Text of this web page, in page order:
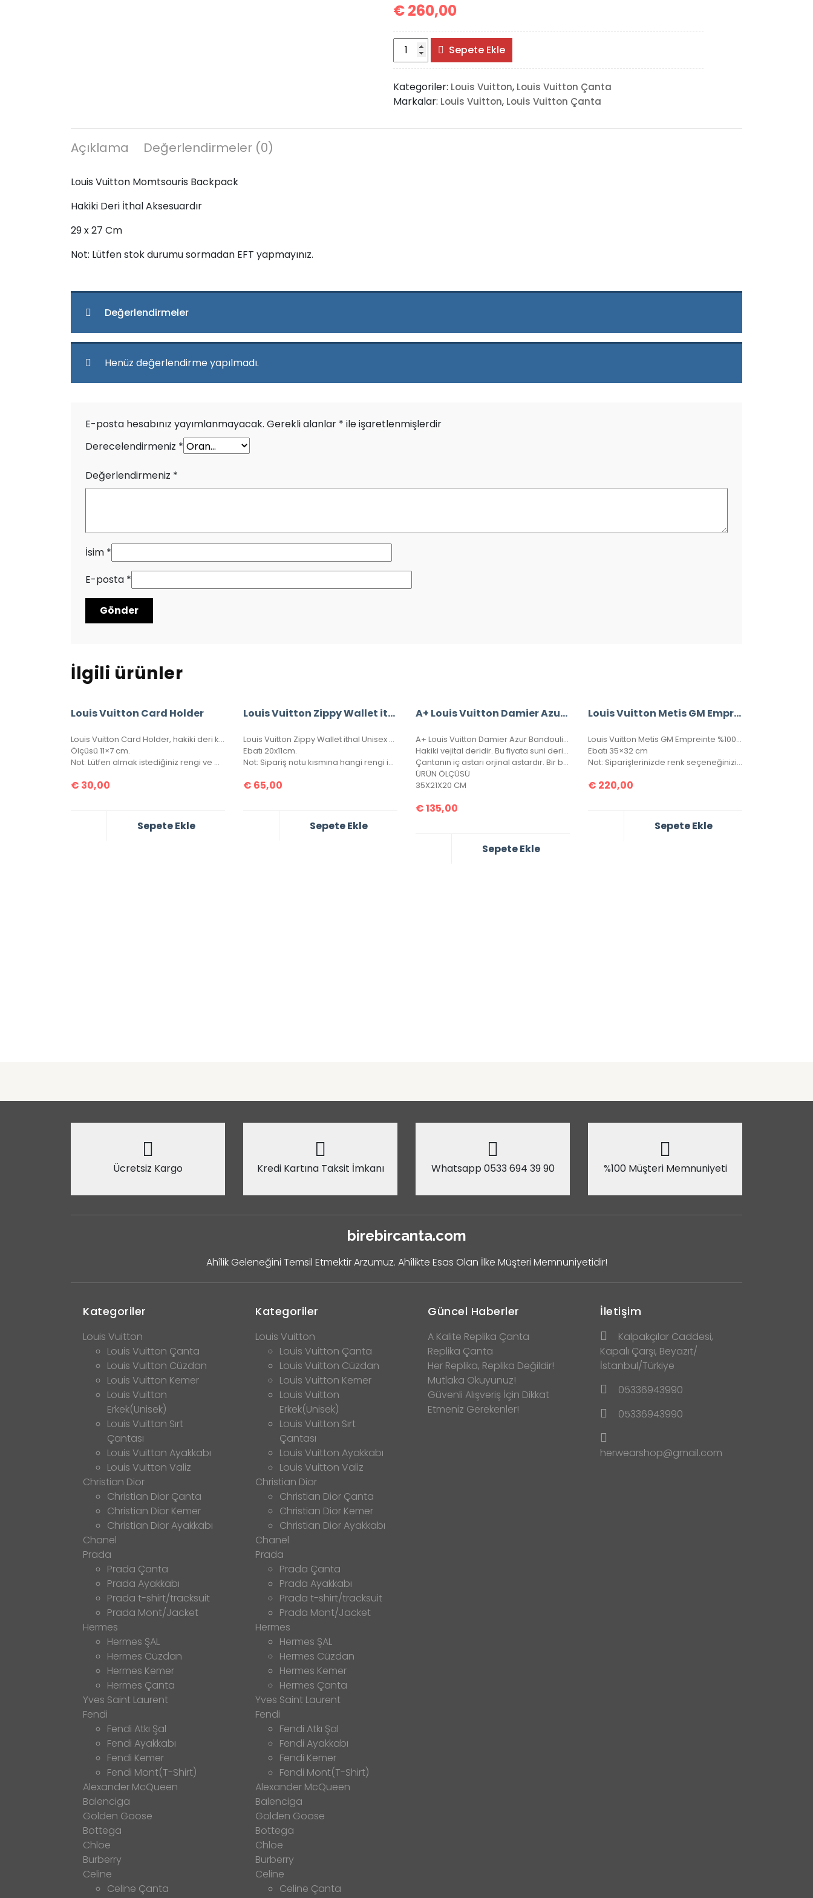
€260,00
Louis
Vuitton
Momtsouris
Backpack
adet
Sepete Ekle
Kategoriler: Louis Vuitton, Louis Vuitton Çanta
Markalar: Louis Vuitton, Louis Vuitton Çanta
Açıklama Değerlendirmeler (0)
Louis Vuitton Momtsouris Backpack
Hakiki Deri İthal Aksesuardır
29 x 27 Cm
Not: Lütfen stok durumu sormadan EFT yapmayınız.
Değerlendirmeler
Henüz değerlendirme yapılmadı.
E-posta hesabınız yayımlanmayacak. Gerekli alanlar * ile işaretlenmişlerdir
Derecelendirmeniz *
Değerlendirmeniz *
İsim *
E-posta *
İlgili ürünler
Louis Vuitton Card Holder
Louis Vuitton Card Holder, hakiki deri kartlık. Kutulu, toz torbalı, sertifikalı.
Ölçüsü 11×7 cm.
Not: Lütfen almak istediğiniz rengi ve modeli sipariş notu kısmında belirtiniz.
€ 30,00
Sepete Ekle
Louis Vuitton Zippy Wallet ithal Unisex Cüzdan
Louis Vuitton Zippy Wallet ithal Unisex Cüzdan, kutulu, toz torbalı, sertifikalı.
Ebatı 20x11cm.
Not: Sipariş notu kısmına hangi rengi istediğinizi lütfen belirtiniz.
€ 65,00
Sepete Ekle
A+ Louis Vuitton Damier Azur Bandouliere Speedy 35’Lik Vejital Deri
A+ Louis Vuitton Damier Azur Bandouliere Speedy 30’luk Vejital Deri
Hakiki vejital deridir. Bu fiyata suni deri emsalleri satılmaktadır.
Çantanın iç astarı orjinal astardır. Bir bozuk para cebi ve seri numarası mevcuttur.
ÜRÜN ÖLÇÜSÜ
35X21X20 CM
€135,00
Sepete Ekle
Louis Vuitton Metis GM Empreinte %100 Hakiki Deri
Louis Vuitton Metis GM Empreinte %100 hakiki deri, seri numaralı, kutulu, toz torbalo, sertifikalı.
Ebatı 35×32 cm
Not: Siparişlerinizde renk seçeneğinizi lütfen belirtiniz.
€ 220,00
Sepete Ekle
Ücretsiz Kargo Kredi Kartına Taksit İmkanı Whatsapp 0533 694 39 90 %100 Müşteri Memnuniyeti
birebircanta.com
Ahîlik Geleneğini Temsil Etmektir Arzumuz. Ahîlikte Esas Olan İlke Müşteri Memnuniyetidir!
Kategoriler
Louis Vuitton
Louis Vuitton Çanta
Louis Vuitton Cüzdan
Louis Vuitton Kemer
Louis Vuitton
Erkek(Unisek)
Louis Vuitton Sırt
Çantası
Louis Vuitton Ayakkabı
Louis Vuitton Valiz
Christian Dior
Christian Dior Çanta
Christian Dior Kemer
Christian Dior Ayakkabı
Chanel
Prada
Prada Çanta
Prada Ayakkabı
Prada t-shirt/tracksuit
Prada Mont/Jacket
Hermes
Hermes ŞAL
Hermes Cüzdan
Hermes Kemer
Hermes Çanta
Yves Saint Laurent
Fendi
Fendi Atkı Şal
Fendi Ayakkabı
Fendi Kemer
Fendi Mont(T-Shirt)
Alexander McQueen
Balenciga
Golden Goose
Bottega
Chloe
Burberry
Celine
Celine Çanta
Kategoriler
Louis Vuitton
Louis Vuitton Çanta
Louis Vuitton Cüzdan
Louis Vuitton Kemer
Louis Vuitton
Erkek(Unisek)
Louis Vuitton Sırt
Çantası
Louis Vuitton Ayakkabı
Louis Vuitton Valiz
Christian Dior
Christian Dior Çanta
Christian Dior Kemer
Christian Dior Ayakkabı
Chanel
Prada
Prada Çanta
Prada Ayakkabı
Prada t-shirt/tracksuit
Prada Mont/Jacket
Hermes
Hermes ŞAL
Hermes Cüzdan
Hermes Kemer
Hermes Çanta
Yves Saint Laurent
Fendi
Fendi Atkı Şal
Fendi Ayakkabı
Fendi Kemer
Fendi Mont(T-Shirt)
Alexander McQueen
Balenciga
Golden Goose
Bottega
Chloe
Burberry
Celine
Celine Çanta
Güncel Haberler
A Kalite Replika Çanta
Replika Çanta
Her Replika, Replika Değildir!
Mutlaka Okuyunuz!
Güvenli Alışveriş İçin Dikkat
Etmeniz Gerekenler!
İletişim
Kalpakçılar Caddesi,
Kapalı Çarşı, Beyazıt/
İstanbul/Türkiye
05336943990
05336943990
herwearshop@gmail.com